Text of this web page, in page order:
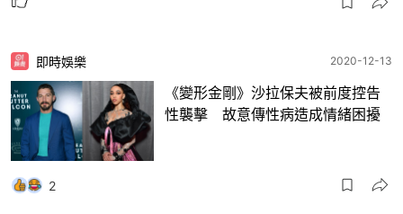
即時娛樂 2020-12-13
《變形金剛》沙拉保夫被前度控告
性襲擊 故意傳性病造成情緒困擾
2